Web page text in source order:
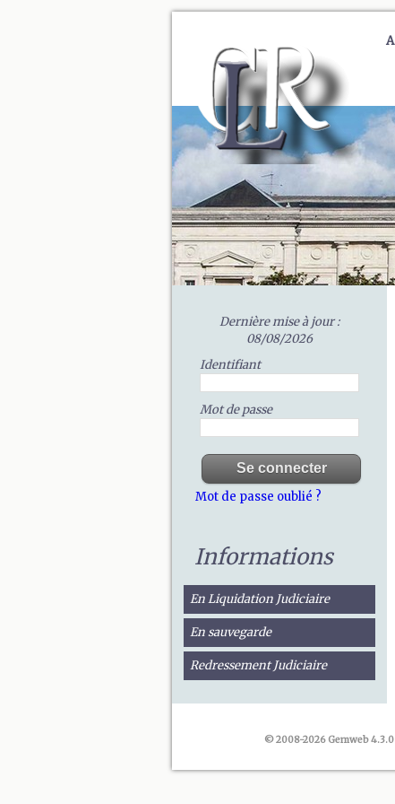
Dernière mise à jour :
08/08/2026
Identifiant
Mot de passe
Mot de passe oublié ?
Informations
En Liquidation Judiciaire
En sauvegarde
Redressement Judiciaire
© 2008-2026 Gemweb 4.3.0